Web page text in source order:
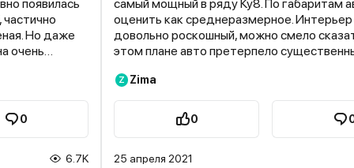
появилась
частично
Но даже
очень
на
На дорогах
за
и
0
6.7K
самый мощный в ряду Ку8. По габаритам
оценить как среднеразмерное.
довольно роскошный, можно смело
этом плане авто претерпело
лицу». Это увеличенные
модернизированная решетка сот,
диффузор в задней части авто. Данный
получил специальную спортивную
производительностью в 600 «лошадей».
Z Zima
0
25 апреля 2021